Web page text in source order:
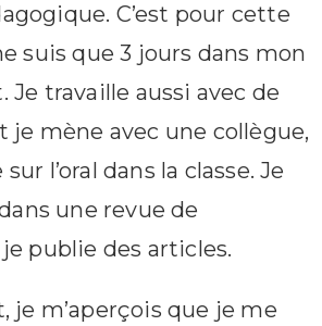
C’est pour cette
suis que 3 jours dans mon
Je travaille aussi avec de
je mène avec une collègue,
l’oral dans la classe. Je
une revue de
publie des articles.
je m’aperçois que je me